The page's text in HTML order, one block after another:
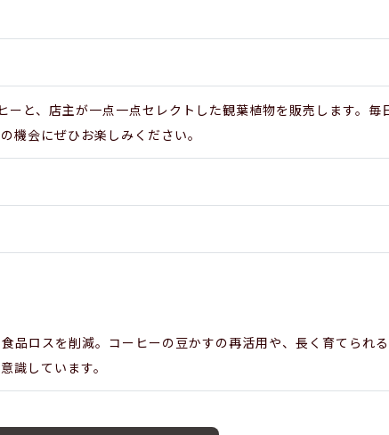
ーと、店主が一点一点セレクトした観葉植物を販売します。毎
機会にぜひお楽しみください。
品ロスを削減。コーヒーの豆かすの再活用や、長く育てられ
識しています。